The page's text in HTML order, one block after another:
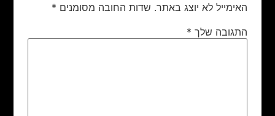
האימייל לא יוצג באתר. שדות החובה מסומנים *
התגובה שלך *